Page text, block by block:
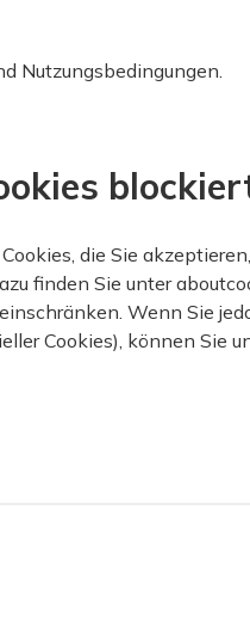
Nutzungsbedingungen.
die Sie
finden Sie unter
Wenn Sie
Cookies), können Sie